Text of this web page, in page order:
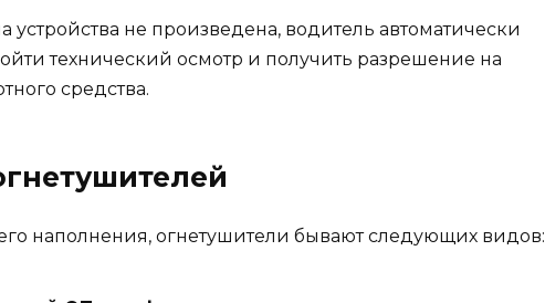
устройства не произведена, водитель автоматически
технический осмотр и получить разрешение на
средства.
наполнения, огнетушители бывают следующих видов: